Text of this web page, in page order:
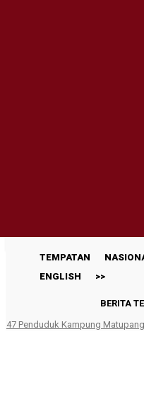
TEMPATAN
ENGLISH
>>
BERITA
INNOPRISE PLANTATIONS
ENGLISH
>>